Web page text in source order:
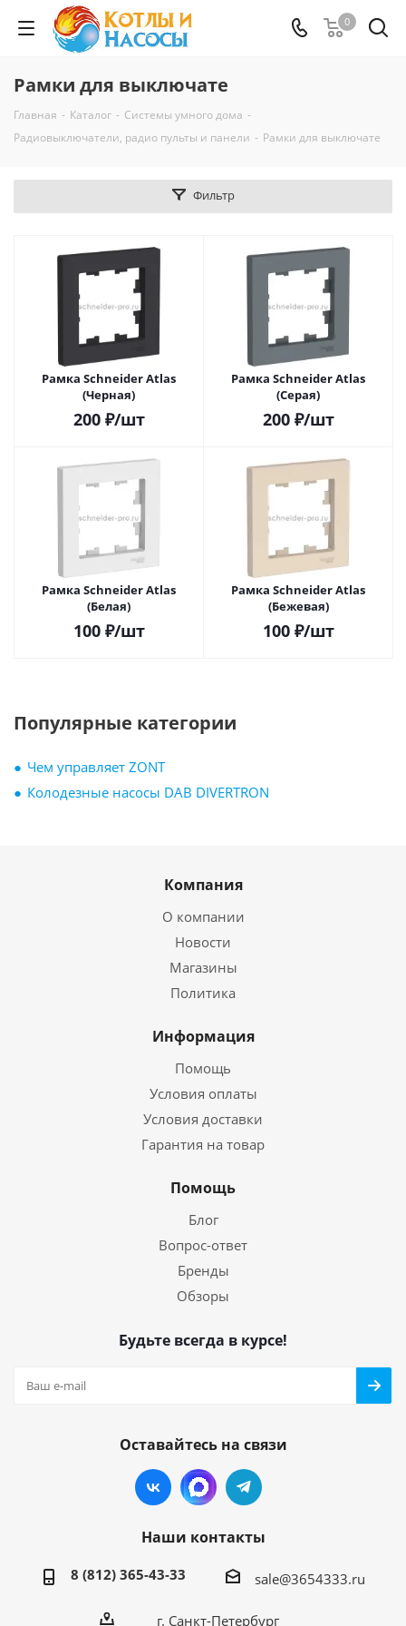
0
Рамки для выключате
Главная - Каталог - Системы умного дома -
Радиовыключатели, радио пульты и панели - Рамки для выключате
Фильтр
Рамка Schneider Atlas
(Черная)
200₽/шт
Рамка Schneider Atlas
(Серая)
200₽/шт
Рамка Schneider Atlas
(Белая)
100₽/шт
Рамка Schneider Atlas
(Бежевая)
100₽/шт
Популярные категории
Чем управляет ZONT
Колодезные насосы DAB DIVERTRON
Компания
О компании
Новости
Магазины
Политика
Информация
Помощь
Условия оплаты
Условия доставки
Гарантия на товар
Помощь
Блог
Вопрос-ответ
Бренды
Обзоры
Будьте всегда в курсе!
Оставайтесь на связи
Наши контакты
8 (812) 365-43-33 sale@3654333.ru
г. Санкт-Петербург